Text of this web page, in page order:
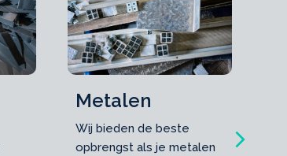
Metalen
Wij bieden de beste
opbrengst als je metalen
Next